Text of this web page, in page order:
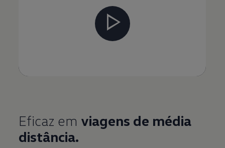
Eficaz em viagens de média
distância.